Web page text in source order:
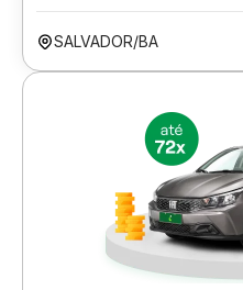
SALVADOR/BA